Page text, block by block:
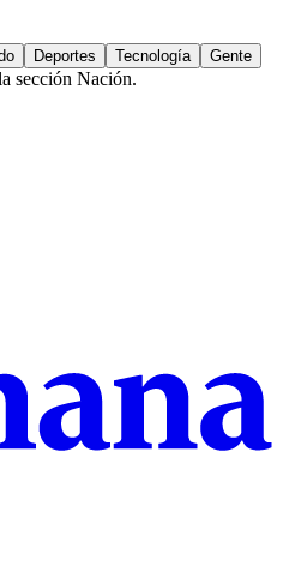
Deportes Tecnología Gente
sección Nación.